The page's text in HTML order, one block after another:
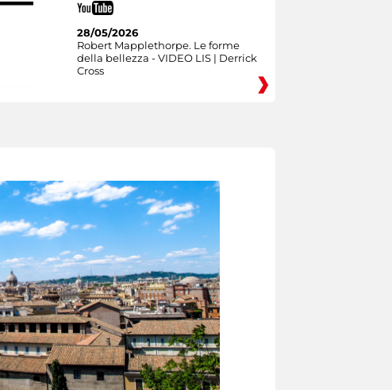
28/05/2026
Robert Mapplethorpe. Le forme
della bellezza - VIDEO LIS | Derrick
Cross